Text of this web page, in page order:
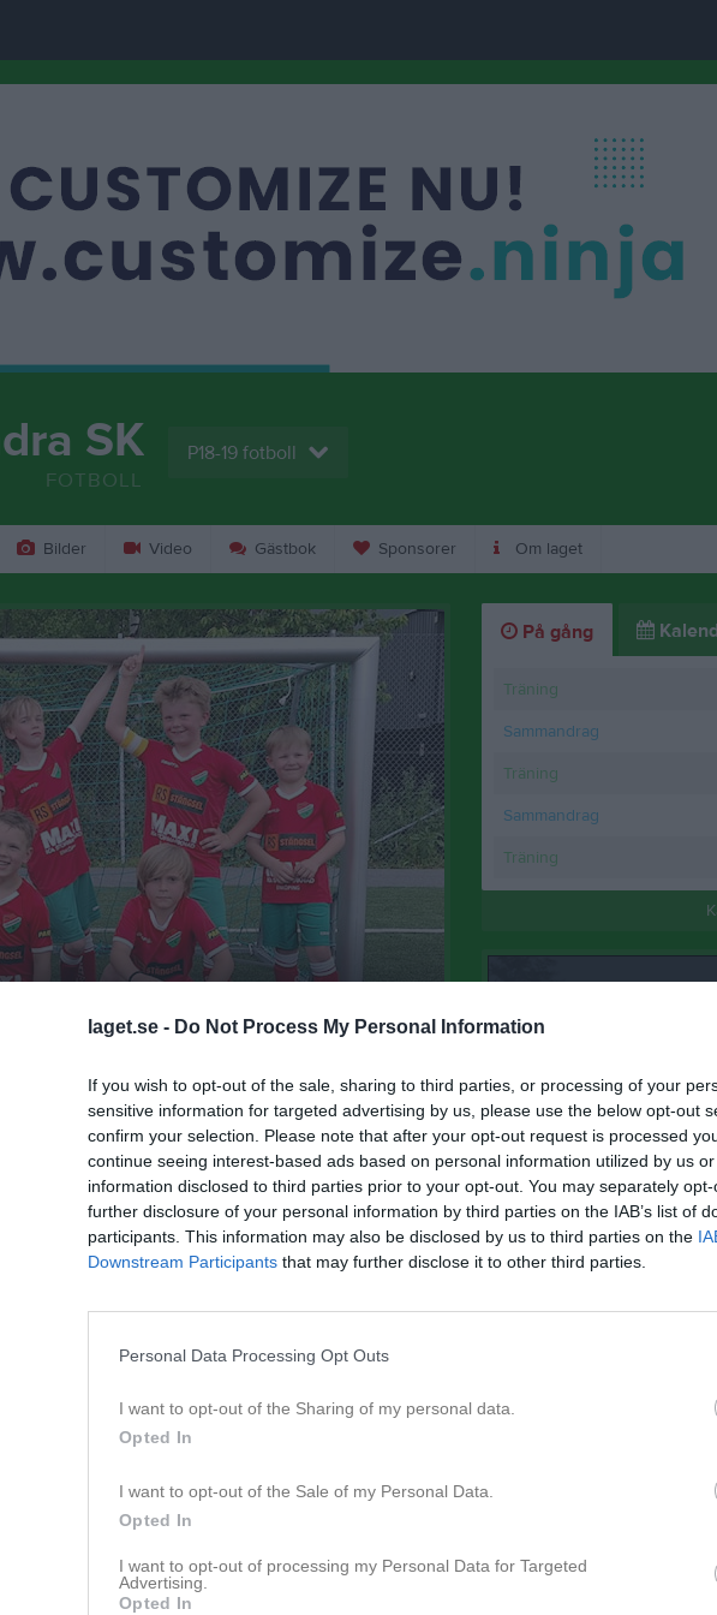
laget.se - Do Not Process My Personal Information
If you wish to opt-out of the sale, sharing to third parties, or processing of your
sensitive information for targeted advertising by us, please use the below opt-out
confirm your selection. Please note that after your opt-out request is processed
continue seeing interest-based ads based on personal information utilized by us
information disclosed to third parties prior to your opt-out. You may separately
further disclosure of your personal information by third parties on the IAB’s list of
participants. This information may also be disclosed by us to third parties on the
Downstream Participants that may further disclose it to other third parties.
Personal Data Processing Opt Outs
I want to opt-out of the Sharing of my personal data.
Opted In
I want to opt-out of the Sale of my Personal Data.
Opted In
I want to opt-out of processing my Personal Data for Targeted
Advertising.
Opted In
SK
FOTBOLL
P18-19 fotboll
Bilder Video Gästbok Sponsorer Om laget
Lagnyheter
Bild på dagens gäng som var med och spelade på sammandraget hos Fanna BK. Skönt väder, bra kämparglöd och mycket tid med kompisarna
kommentarer
Hej Nu har hämtningen av kakorna blivit tidigarelagd. Nu gäller hämtning torsdag den 28/5 klockan 17:00-20:00. Kakorna hämtas på Mellevi och koller lämnas ut av Jossan.
Fanna IP och körde mot pojkar -19 vilket gäng! Nu laddar vi för nästa helg :)
På gång
Träning
Sammandrag
Träning
Sammandrag
Träning
14 jun
Avslutar min tjänst som
Fotbollsmatch söndag 14/